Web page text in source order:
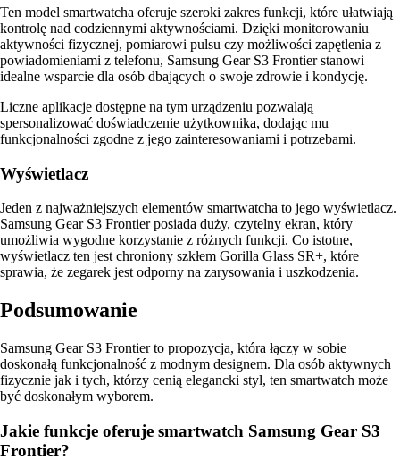
Ten model smartwatcha oferuje szeroki zakres funkcji, które ułatwiają
kontrolę nad codziennymi aktywnościami. Dzięki monitorowaniu
aktywności fizycznej, pomiarowi pulsu czy możliwości zapętlenia z
powiadomieniami z telefonu, Samsung Gear S3 Frontier stanowi
idealne wsparcie dla osób dbających o swoje zdrowie i kondycję.
Liczne aplikacje dostępne na tym urządzeniu pozwalają
spersonalizować doświadczenie użytkownika, dodając mu
funkcjonalności zgodne z jego zainteresowaniami i potrzebami.
Wyświetlacz
Jeden z najważniejszych elementów smartwatcha to jego wyświetlacz.
Samsung Gear S3 Frontier posiada duży, czytelny ekran, który
umożliwia wygodne korzystanie z różnych funkcji. Co istotne,
wyświetlacz ten jest chroniony szkłem Gorilla Glass SR+, które
sprawia, że zegarek jest odporny na zarysowania i uszkodzenia.
Podsumowanie
Samsung Gear S3 Frontier to propozycja, która łączy w sobie
doskonałą funkcjonalność z modnym designem. Dla osób aktywnych
fizycznie jak i tych, którzy cenią elegancki styl, ten smartwatch może
być doskonałym wyborem.
Jakie funkcje oferuje smartwatch Samsung Gear S3
Frontier?